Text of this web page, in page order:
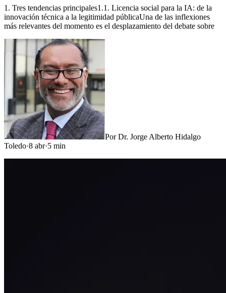
1. Tres tendencias principales1.1. Licencia social para la IA: de la
innovación técnica a la legitimidad públicaUna de las inflexiones
más relevantes del momento es el desplazamiento del debate sobre
PorDr. Jorge Alberto Hidalgo
Toledo·8 abr·5 min